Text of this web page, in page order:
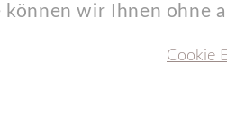
können wir Ihnen ohne
Cookie